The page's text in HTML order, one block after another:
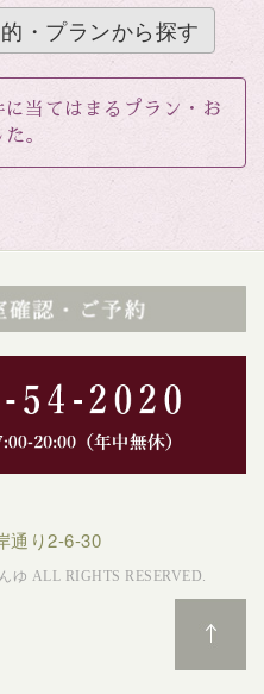
・プランから探す
当てはまるプラン・お
。
通り2-6-30
ALL RIGHTS RESERVED.